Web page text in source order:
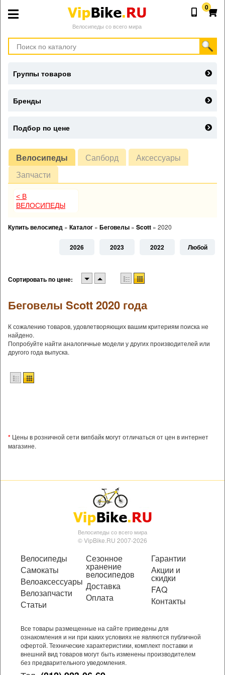
Велосипеды со всего мира
0
Велосипеды Сапборд
Аксессуары
Запчасти
< В
ВЕЛОСИПЕДЫ
Купить велосипед » Каталог » Беговелы » Scott » 2020
2026 2023 2022 Любой
Сортировать по цене:
Беговелы Scott 2020 года
К сожалению товаров, удовлетворяющих вашим критериям поиска не
найдено.
Попробуйте найти аналогичные модели у других производителей или
другого года выпуска.
* Цены в розничной сети випбайк могут отличаться от цен в интернет
магазине.
Группы товаров
Бренды
Подбор по цене
Велосипеды со всего мира
© VipBike.RU 2007-2026
Велосипеды
Самокаты
Велоаксессуары
Велозапчасти
Статьи
Сезонное
хранение
велосипедов
Доставка
Оплата
Гарантии
Акции и
скидки
FAQ
Контакты
Все товары размещенные на сайте приведены для
ознакомления и ни при каких условиях не являются публичной
офертой. Технические характеристики, комплект поставки и
внешний вид товаров могут быть изменены производителем
без предварительного уведомления.